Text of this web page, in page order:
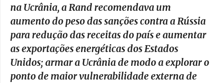
na Ucrânia, a Rand recomendava um
aumento do peso das sanções contra a Rússia
para redução das receitas do país e aumentar
as exportações energéticas dos Estados
Unidos; armar a Ucrânia de modo a explorar o
ponto de maior vulnerabilidade externa de